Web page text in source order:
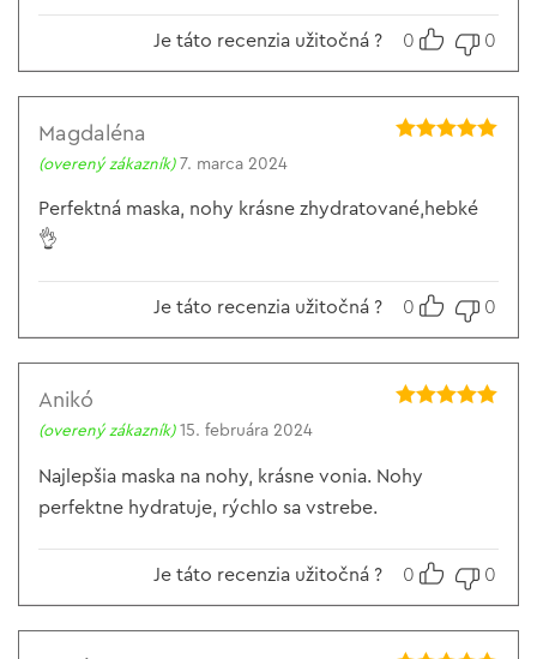
Je táto recenzia užitočná ? 0 0
Magdaléna
(overený zákazník) 7. marca 2024
Perfektná maska, nohy krásne zhydratované,hebké
👌
Je táto recenzia užitočná ? 0 0
Anikó
(overený zákazník) 15. februára 2024
Najlepšia maska na nohy, krásne vonia. Nohy
perfektne hydratuje, rýchlo sa vstrebe.
Je táto recenzia užitočná ? 0 0